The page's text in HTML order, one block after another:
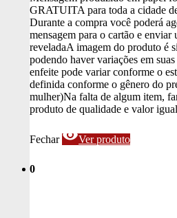
GRATUITA para toda a cidade
Durante a compra você poderá
mensagem para o cartão e enviar
reveladaA imagem do produto é
podendo haver variações em
enfeite pode variar conforme o
definida conforme o gênero do
mulher)Na falta de algum item,
produto de qualidade e valor
Fechar visibilityVer produto
0